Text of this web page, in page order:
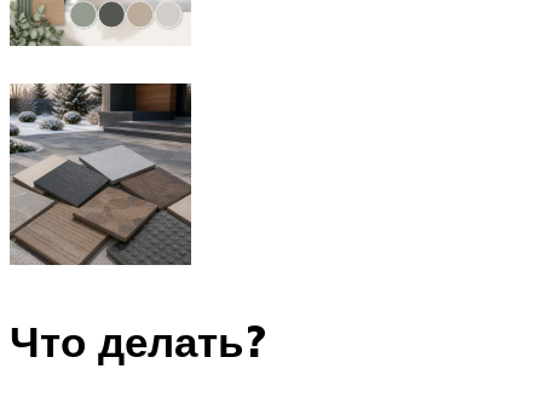
Что делать?